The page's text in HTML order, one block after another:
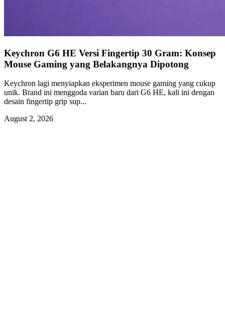
Keychron G6 HE Versi Fingertip 30 Gram: Konsep
Mouse Gaming yang Belakangnya Dipotong
Keychron lagi menyiapkan eksperimen mouse gaming yang cukup
unik. Brand ini menggoda varian baru dari G6 HE, kali ini dengan
desain fingertip grip sup...
August 2, 2026